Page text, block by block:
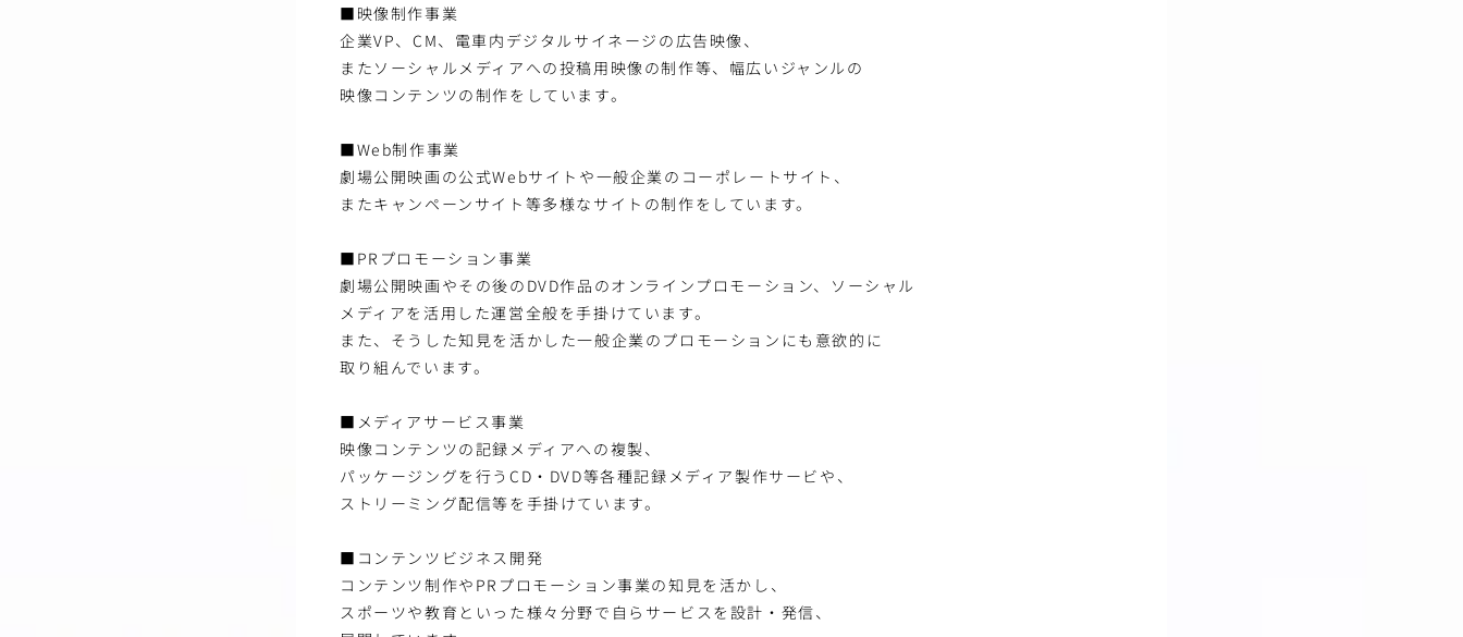
■映像制作事業
企業VP、CM、電車内デジタルサイネージの広告映像、
またソーシャルメディアへの投稿用映像の制作等、幅広いジャンルの
映像コンテンツの制作をしています。
■Web制作事業
劇場公開映画の公式Webサイトや一般企業のコーポレートサイト、
またキャンペーンサイト等多様なサイトの制作をしています。
■PRプロモーション事業
劇場公開映画やその後のDVD作品のオンラインプロモーション、ソーシャル
メディアを活用した運営全般を手掛けています。
また、そうした知見を活かした一般企業のプロモーションにも意欲的に
取り組んでいます。
■メディアサービス事業
映像コンテンツの記録メディアへの複製、
パッケージングを行うCD・DVD等各種記録メディア製作サービや、
ストリーミング配信等を手掛けています。
■コンテンツビジネス開発
コンテンツ制作やPRプロモーション事業の知見を活かし、
スポーツや教育といった様々分野で自らサービスを設計・発信、